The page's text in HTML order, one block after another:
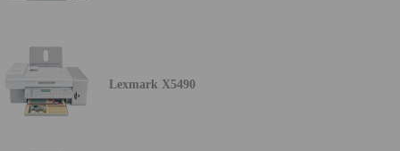
Lexmark X5490